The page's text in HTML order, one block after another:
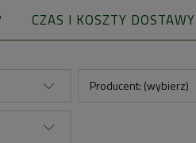
CZAS I KOSZTY DOSTAWY
Producent: (wybierz)